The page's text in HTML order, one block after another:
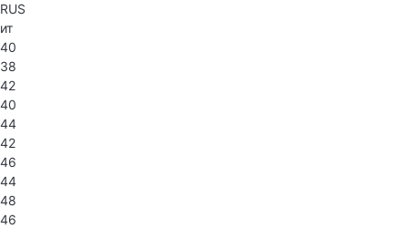
RUS
ит
40
38
42
40
44
42
46
44
48
46